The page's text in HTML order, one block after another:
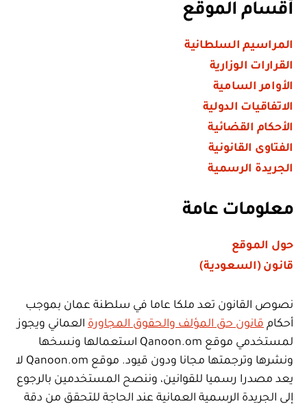
أقسام الموقع
المراسيم السلطانية
القرارات الوزارية
الأوامر السامية
الاتفاقيات الدولية
الأحكام القضائية
الفتاوى القانونية
الجريدة الرسمية
معلومات عامة
حول الموقع
قانون (السعودية)
نصوص القانون تعد ملكا عاما في سلطنة عمان بموجب
أحكام قانون حق المؤلف والحقوق المجاورة العماني ويجوز
لمستخدمي موقع Qanoon.om استعمالها ونسخها
ونشرها وترجمتها مجانا ودون قيود. موقع Qanoon.om لا
يعد مصدرا رسميا للقوانين، وننصح المستخدمين بالرجوع
إلى الجريدة الرسمية العمانية عند الحاجة للتحقق من دقة